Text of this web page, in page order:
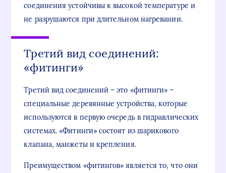
соединения устойчивы к высокой температуре и
не разрушаются при длительном нагревании.
Третий вид соединений:
«фитинги»
Третий вид соединений – это «фитинги» –
специальные деревянные устройства, которые
используются в первую очередь в гидравлических
системах. «Фитинги» состоят из шарикового
клапана, манжеты и крепления.
Преимуществом «фитингов» является то, что они